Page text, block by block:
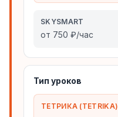
SKYSMART
от 750 ₽/час
Тип уроков
ТЕТРИКА (TETRIKA)